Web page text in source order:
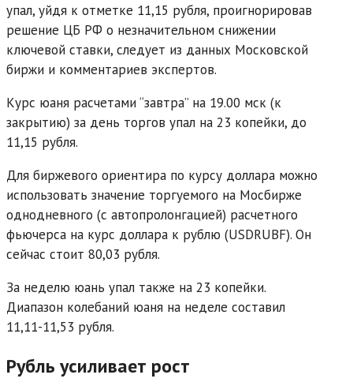
упал, уйдя к отметке 11,15 рубля, проигнорировав
решение ЦБ РФ о незначительном снижении
ключевой ставки, следует из данных Московской
биржи и комментариев экспертов.
Курс юаня расчетами “завтра” на 19.00 мск (к
закрытию) за день торгов упал на 23 копейки, до
11,15 рубля.
Для биржевого ориентира по курсу доллара можно
использовать значение торгуемого на Мосбирже
однодневного (с автопролонгацией) расчетного
фьючерса на курс доллара к рублю (USDRUBF). Он
сейчас стоит 80,03 рубля.
За неделю юань упал также на 23 копейки.
Диапазон колебаний юаня на неделе составил
11,11-11,53 рубля.
Рубль усиливает рост